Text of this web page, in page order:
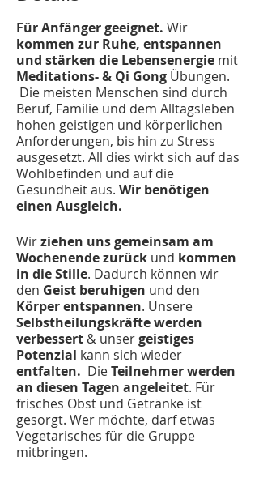
Für Anfänger geeignet. Wir
kommen zur Ruhe, entspannen
und stärken die Lebensenergie mit
Meditations- & Qi Gong Übungen.
Die meisten Menschen sind durch
Beruf, Familie und dem Alltagsleben
hohen geistigen und körperlichen
Anforderungen, bis hin zu Stress
ausgesetzt. All dies wirkt sich auf das
Wohlbefinden und auf die
Gesundheit aus. Wir benötigen
einen Ausgleich.
Wirziehen uns gemeinsam am
Wochenende zurück und kommen
in die Stille. Dadurch können wir
den Geist beruhigen und den
Körper entspannen. Unsere
Selbstheilungskräfte werden
verbessert & unsergeistiges
Potenzial kann sich wieder
entfalten. DieTeilnehmer werden
an diesen Tagen angeleitet. Für
frisches Obst und Getränke ist
gesorgt. Wer möchte, darf etwas
Vegetarisches für die Gruppe
mitbringen.